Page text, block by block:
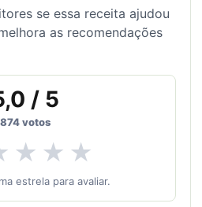
se essa receita ajudou
as recomendações
/ 5
874votos
★ ★ ★
estrela para avaliar.